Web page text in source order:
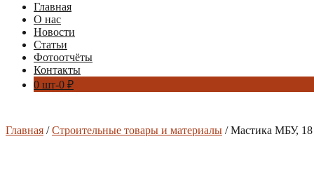
Главная
О нас
Новости
Статьи
Фотоотчёты
Контакты
0 шт-0 ₽
Главная /Строительные товары и материалы / Мастика МБУ, 18